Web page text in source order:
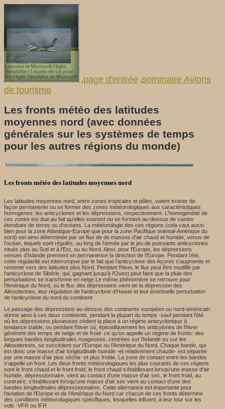
.page d'entrée .sommaire Avions
de tourisme
Les fronts météo des latitudes
moyennes nord (avec données
générales sur les systèmes de temps
pour les autres régions du monde)
Les fronts météo des latitudes moyennes nord
Les latitudes moyennes nord, entre zones tropicales et pôles, voient exister de
façon permanente ou se former des zones météorologiques aux caractéristiques
homogènes: les anticyclones et les dépressions, respectivement. L'homogénéité de
ces zones est due au fait qu'elles existent ou se forment au-dessus de vastes
étendues de terres ou d'océans. La météorologie des ces régions (cela vaut aussi
bien pour la zone Atlantique-Europe que pour la zone Pacifique oriental-Amérique du
nord) est ainsi déterminée par un flux de de masses d'air chaud et humide, venus de
l'océan, lequels sont régulés, au long de l'année par le jeu de puissants anticyclones
situés plus au Sud et à l'Est, ou au Nord. Ainsi, pour l'Europe, les dépressions
venues d'Islande prennent en permanence la direction de l'Europe. Pendant l'été,
cette régularité est interrompue par le fait que l'anticyclone des Açores s'augmente et
remonte vers des latitudes plus Nord. Pendant l'hiver, le flux peut être modifié par
l'anticyclone de Sibérie, qui, gagnant jusqu'à l'Ouest peut faire que la pluie des
perturbations se transforme en neige.Le même phénomène se retrouve pour
l'Amérique du Nord, où le flux des dépressions vient de la dépression des
Aléoutiennes, leur régulation de l'anticyclone d'Hawaï et leur éventuelle perturbation
de l'anticyclone du nord du continent
Le passage des dépressions au-dessus des continents européen ou nord-américain
donne ainsi à ces deux continents, pendant la plupart du temps -sauf pendant l'été
où les dépressions pluvieuses cèdent la place à un régime anticyclonique à
tendance stable, ou pendant l'hiver où, épisodiquement les anticylones de l'hiver
génèrent des temps de neige et de froid- ce qu'on appelle un régime de fronts: des
longues bandes longitudinales nuageuses, centrées sur l'Islande ou sur les
Aléoutiennes, se succèdent sur l'Europe ou l'Amérique du Nord. Chaque bande, qui
est donc une masse d'air longitudinale humide -et relativement chaude- est séparée
par une masse d'air plus sèche -et plus froide. La zone de contact entre les bandes
s'appelle un front. Les deux fronts météorologiques les plus courants de ces régions
sont le front chaud et le front froid, le front chaud s'établissant lorsqu'une masse d'air
humide, dépressionnaire, vient au contact d'une masse d'air sec, le front froid, au
contraire, s'établissant lorsqu'une masse d'air sec vient au contact d'une des
bandes longitudinales dépressionnaires. Cette alternance est importante pour
l'aviation de l'Europe et de l'Amérique du Nord car chacun de ces fronts détermine
des conditions météorologiques spécifiques, lesquelles influent, à leur tour sur les
vols -VFR ou IFR